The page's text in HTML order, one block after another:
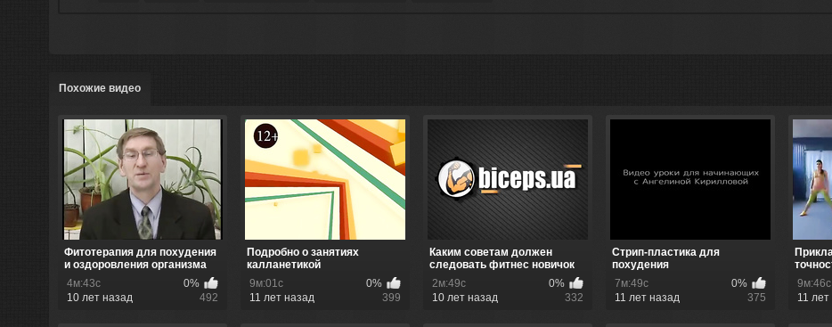
Похожие видео
Фитотерапия для похудения
и оздоровления организма
4м:43с
0%
10 лет назад
492
Подробно о занятиях
калланетикой
9м:01с
0%
11 лет назад
399
Каким советам должен
следовать фитнес новичок
2м:49с
0%
10 лет назад
332
Стрип-пластика для
похудения
7м:49с
0%
11 лет назад
375
психо...
9м:46с
11